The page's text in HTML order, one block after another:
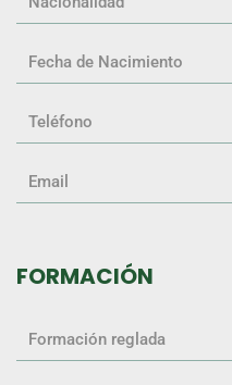
FORMACIÓN